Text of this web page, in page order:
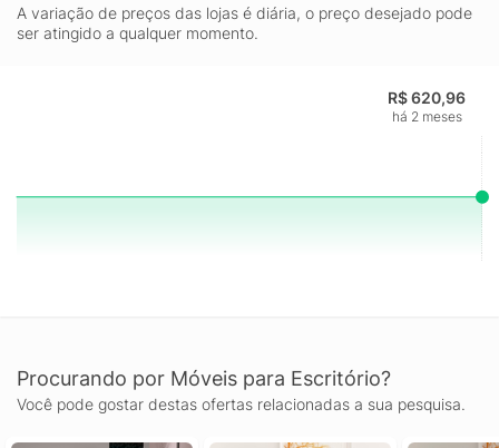
A variação de preços das lojas é diária, o preço desejado pode
ser atingido a qualquer momento.
R$ 620,96
há 2 meses
Procurando por Móveis para Escritório?
Você pode gostar destas ofertas relacionadas a sua pesquisa.